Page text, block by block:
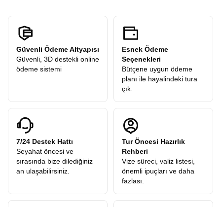
Güvenli Ödeme Altyapısı
Güvenli, 3D destekli online
ödeme sistemi
Esnek Ödeme
Seçenekleri
Bütçene uygun ödeme
planı ile hayalindeki tura
çık.
7/24 Destek Hattı
Seyahat öncesi ve
sırasında bize dilediğiniz
an ulaşabilirsiniz.
Tur Öncesi Hazırlık
Rehberi
Vize süreci, valiz listesi,
önemli ipuçları ve daha
fazlası.